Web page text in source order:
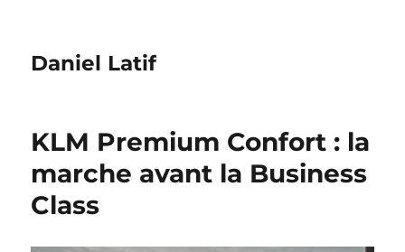
Daniel Latif
KLM Premium Confort : la
marche avant la Business
Class